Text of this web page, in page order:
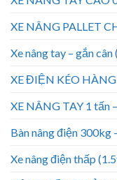
XE NÂNG PALLET
Xe nâng tay – gắn
XE ĐIỆN KÉO
XE NÂNG TAY 1 tấn
Bàn nâng điện 300kg
Xe nâng điện thấp